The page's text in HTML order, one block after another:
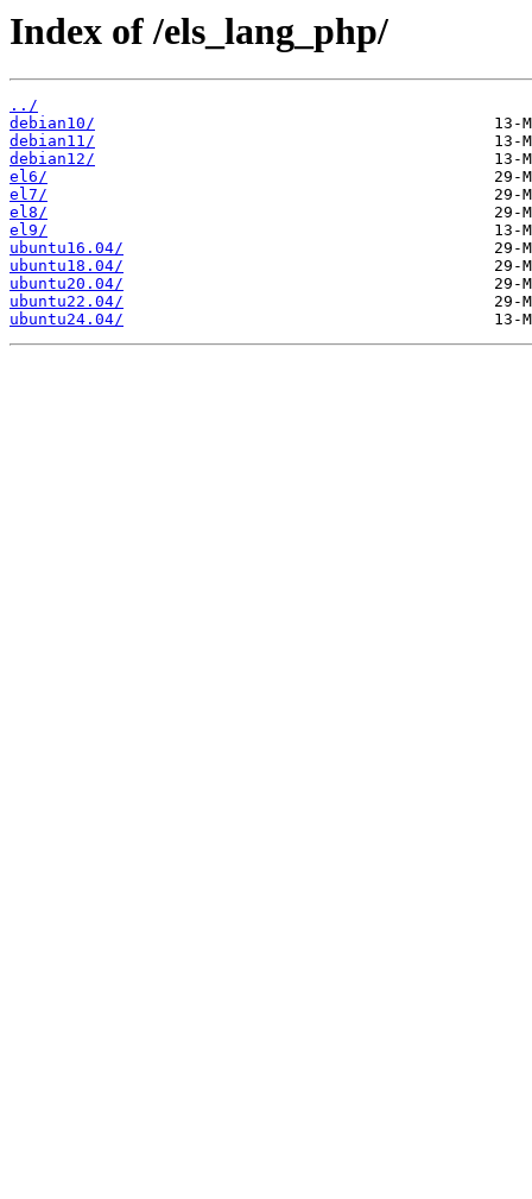
Index of /els_lang_php/
../
debian10/
debian11/
debian12/
el6/
el7/
el8/
el9/
ubuntu16.04/
ubuntu18.04/
ubuntu20.04/
ubuntu22.04/
ubuntu24.04/